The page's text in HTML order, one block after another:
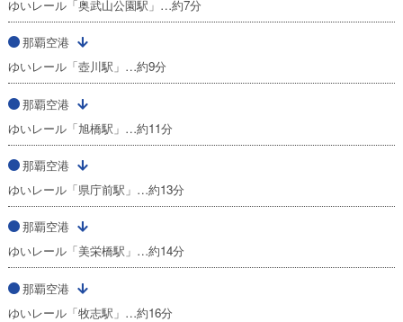
ゆいレール「奥武山公園駅」…約7分
那覇空港
ゆいレール「壺川駅」…約9分
那覇空港
ゆいレール「旭橋駅」…約11分
那覇空港
ゆいレール「県庁前駅」…約13分
那覇空港
ゆいレール「美栄橋駅」…約14分
那覇空港
ゆいレール「牧志駅」…約16分